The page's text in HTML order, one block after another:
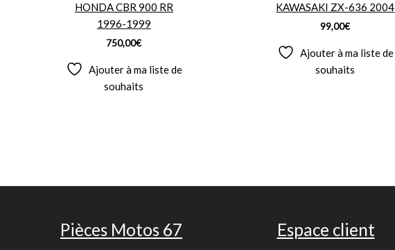
HONDA CBR 900 RR
1996-1999
750,00€
Ajouter à ma liste de
souhaits
KAWASAKI ZX-636 2004
99,00€
Ajouter à ma liste de
souhaits
Pièces Motos 67 Espace client